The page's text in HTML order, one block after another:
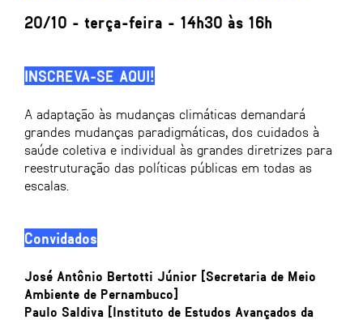
20/10 - terça-feira - 14h30 às 16h
INSCREVA-SE AQUI!
A adaptação às mudanças climáticas demandará
grandes mudanças paradigmáticas, dos cuidados à
saúde coletiva e individual às grandes diretrizes para
reestruturação das políticas públicas em todas as
escalas.
Convidados
José Antônio Bertotti Júnior [Secretaria de Meio
Ambiente de Pernambuco]
Paulo Saldiva [Instituto de Estudos Avançados da